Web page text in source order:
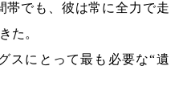
帯でも、彼は常に全力で走
た。
スにとって最も必要な“遺